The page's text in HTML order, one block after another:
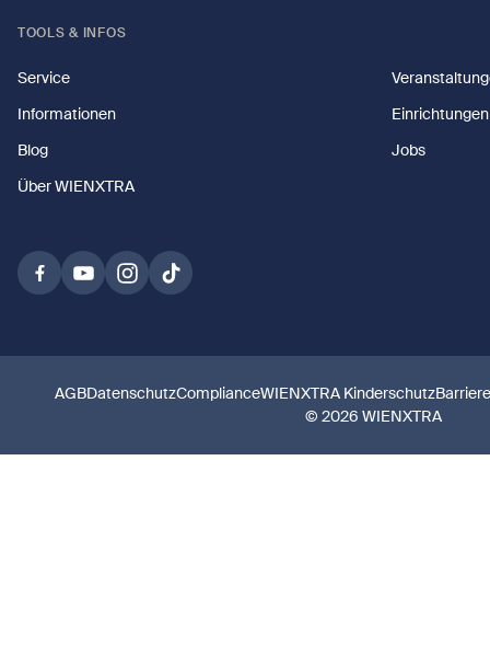
TOOLS & INFOS
Service
Informationen
Einrichtungen
Blog
Jobs
Über WIENXTRA
© 2026 WIENXTRA
AGBDatenschutzComplianceWIENXTRA Kinderschutz